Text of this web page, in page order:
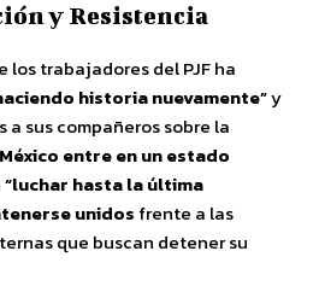
y Resistencia
los trabajadores del PJF ha
historia nuevamente”y
sus compañeros sobre la
entre en un estado
“luchar hasta la última
unidos frente a las
que buscan detener su